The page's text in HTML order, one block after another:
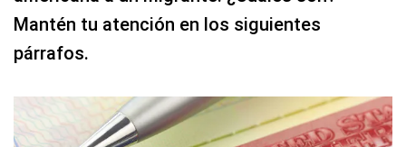
Mantén tu atención en los siguientes
párrafos.